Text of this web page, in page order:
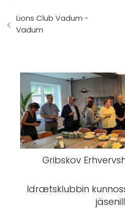
Lions Club Vadum -
Vadum
Gribskov
Idrætsklubbin